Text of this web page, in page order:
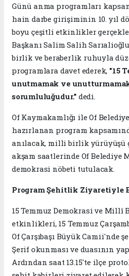
Günü anma programları
hain darbe girişiminin 10. yıl
boyu çeşitli etkinlikler
Başkanı Salim Salih
birlik ve beraberlik ruhuyla
programlara davet ederek, "15
unutmamak ve
sorumluluğudur." dedi.
Of Kaymakamlığı ile Of
hazırlanan program
anılacak, milli birlik yürüyüşü
akşam saatlerinde Of Belediye
demokrasi nöbeti tutulacak.
Program Şehitlik Ziyaretiyle
15 Temmuz Demokrasi ve Millî
etkinlikleri, 15 Temmuz
Of Çarşıbaşı Büyük Camii'nde
Şerif okunması ve duasının
Ardından saat 13.15'te ilçe